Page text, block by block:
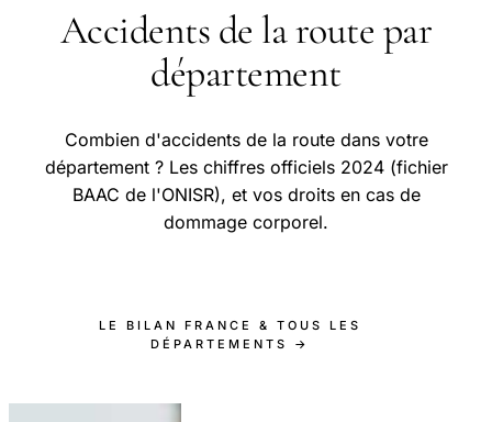
Accidents de la route par
département
Combien d'accidents de la route dans votre
département ? Les chiffres officiels 2024 (fichier
BAAC de l'ONISR), et vos droits en cas de
dommage corporel.
LE BILAN FRANCE & TOUS LES
DÉPARTEMENTS →